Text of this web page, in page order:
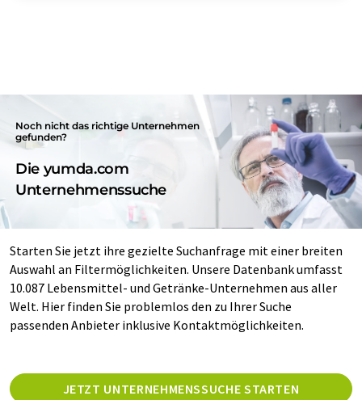
Noch nicht das richtige Unternehmen
gefunden?
Die yumda.com
Unternehmenssuche
Starten Sie jetzt ihre gezielte Suchanfrage mit einer breiten
Auswahl an Filtermöglichkeiten. Unsere Datenbank umfasst
10.087 Lebensmittel- und Getränke-Unternehmen aus aller
Welt. Hier finden Sie problemlos den zu Ihrer Suche
passenden Anbieter inklusive Kontaktmöglichkeiten.
JETZT UNTERNEHMENSSUCHE STARTEN